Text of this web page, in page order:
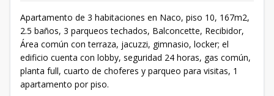
Apartamento de 3 habitaciones en Naco, piso 10, 167m2,
2.5 baños, 3 parqueos techados, Balconcette, Recibidor,
Área común con terraza, jacuzzi, gimnasio, locker; el
edificio cuenta con lobby, seguridad 24 horas, gas común,
planta full, cuarto de choferes y parqueo para visitas, 1
apartamento por piso.